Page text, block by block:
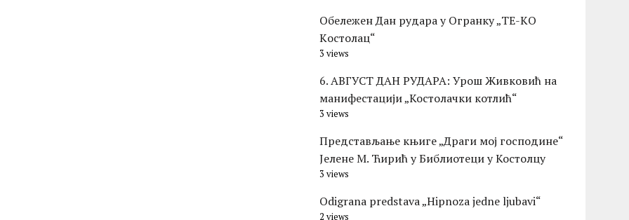
Обележен Дан рудара у Огранку „ТЕ-KО
Kостолац“
3 views
6. АВГУСТ ДАН РУДАРА: Урош Живковић на
манифестацији „Костолачки котлић“
3 views
Представљање књиге „Драги мој господине“
Јелене М. Ћирић у Библиотеци у Костолцу
3 views
Odigrana predstava „Hipnoza jedne ljubavi“
2 views